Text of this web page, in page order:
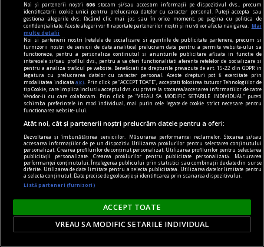
centenar - eugen barbu
Cu ură și abjecție
Mă amuz și eu, dar constatativ, de un alt episod,
grăitor, zic eu, cît zece.
Cosmin CIOTLOŞ
Noi și partenerii noștri606 stocăm și/sau accesăm informații pe dispozitivul dvs., precum
identificatorii cookie unici pentru prelucrarea datelor cu caracter personal. Puteți accepta sau
gestiona alegerile dvs. făcând clic mai jos sau în orice moment, pe pagina cu politica de
confidențialitate. Aceste alegeri vor fi raportate partenerilor noștri și nu vă vor afecta navigarea.
Mai
multe detalii
Noi si partenerii nostri (retelele de socializare si agentiile de publicitate partenere, precum si
furnizorii nostri de servicii de date analitice) prelucram date pentru a permite website-ului sa
functioneze, pentru a personaliza continutul si anunturile publicitare afisate in functie de
interesele si/sau profilul dvs., pentru a va oferi functionalitati aferente retelelor de socializare si
pentru a analiza traficul pe website. Beneficiati de drepturile prevazute de art. 15-22 din GDPR in
legatura cu prelucrarea datelor cu caracter personal. Aceste drepturi pot fi exercitate prin
modalitatea indicataaici
. Prin click pe “ACCEPT TOATE”, acceptati folosirea tuturor Tehnologiilor de
tip Cookie, care implica inclusiv acceptul dvs. cu privire la stocarea/accesarea informatiilor de catre
Vendor-ii cu care colaboram. Prin click pe “VREAU SA MODIFIC SETARILE INDIVIDUAL” puteti
schimba preferintele in mod individual, mai putin cele legate de cookie strict necesare pentru
functionarea website-ului.
Atât noi, cât și partenerii noștri prelucrăm datele pentru a oferi:
Dezvoltarea și îmbunătățirea serviciilor. Măsurarea performanței reclamelor. Stocarea și/sau
accesarea informațiilor de pe un dispozitiv. Utilizarea profilurilor pentru selectarea conținutului
personalizat. Crearea profilurilor de conținut personalizat. Utilizarea profilurilor pentru selectarea
publicității personalizate. Crearea profilurilor pentru publicitate personalizată. Măsurarea
performanței conținutului. Înțelegerea publicului prin statistici sau combinații de date din surse
diferite. Utilizarea de date limitate pentru a selecta publicitatea. Utilizarea datelor limitate pentru
a selecta conținutul. Date precise de geolocație și identificarea prin scanarea dispozitivului.
Listă parteneri (furnizori)
ACCEPT TOATE
VREAU SA MODIFIC SETARILE INDIVIDUAL